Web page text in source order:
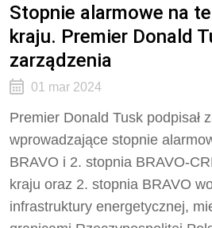
Stopnie alarmowe na
kraju. Premier Donald
zarządzenia
01 mar 2024
Premier Donald Tusk podpisał
wprowadzające stopnie
BRAVO i 2. stopnia BRAVO-
kraju oraz 2. stopnia BRAVO
infrastruktury energetycznej,